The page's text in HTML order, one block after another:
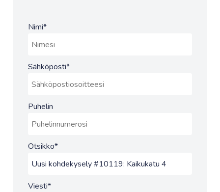
Nimi*
Sähköposti*
Puhelin
Otsikko*
Viesti*